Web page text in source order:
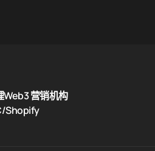
Web3 营销机构
Shopify